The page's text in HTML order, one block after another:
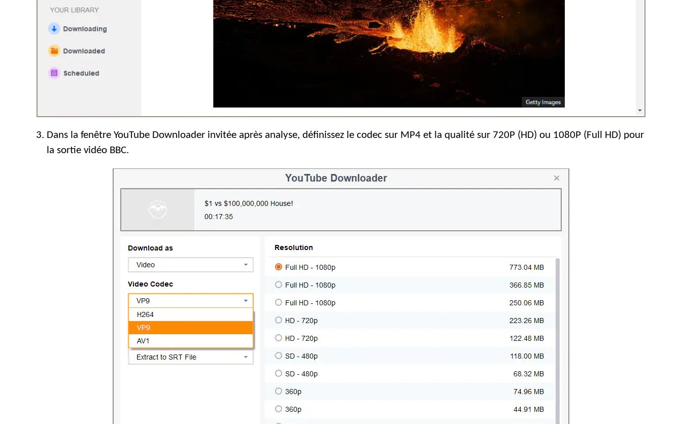
Dans la fenêtre YouTube Downloader invitée après analyse, définissez le codec sur MP4 et la qualité sur 720P (HD) ou 1080P (Full HD) pour
la sortie vidéo BBC.